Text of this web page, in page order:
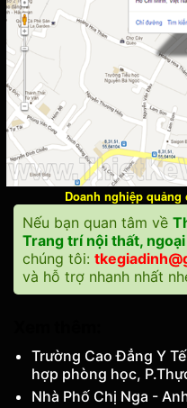
Doanh nghiệp quảng
Nếu bạn quan tâm về
Trang trí nội thất,
chúng tôi:
và hỗ trợ nhanh nhất
Trường Cao Đẳng Y
hợp phòng học,
Nhà Phố Chị Nga -